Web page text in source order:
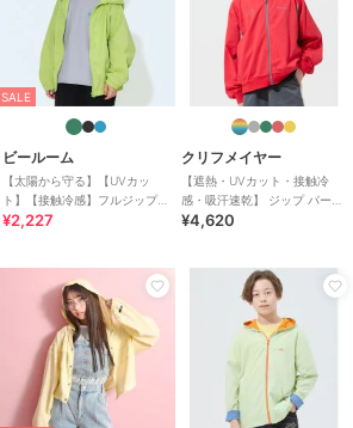
ット加工 / 洗える/
キャンプ・レジャー
ー丈(トップス)
パーカー
ポリエステル素材
その他柄 /
UVカ
ット加工/洗える/アウトドア
/ キャンプ・レジャー /レギュラ
ー丈(トップス)
SALE
ビールーム
【太陽から守る】【UVカッ
ト】【接触冷感】フルジップ
パーカ【子供服】【キッズ】
¥2,227
クリフメイヤー
【遮熱・UVカット・接触冷
感・吸汗速乾】 ジップ パーカ
ー 120cm～170cm
¥4,620